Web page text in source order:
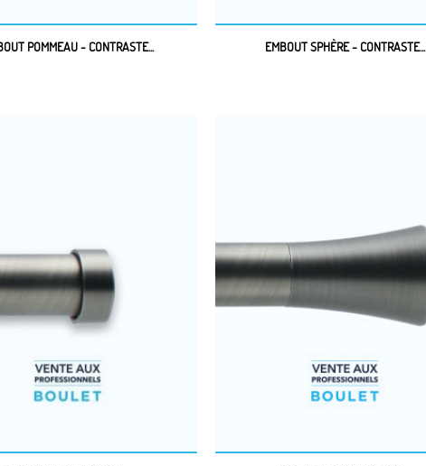
POMMEAU - CONTRASTE... EMBOUT SPHÈRE - CONTRASTE...